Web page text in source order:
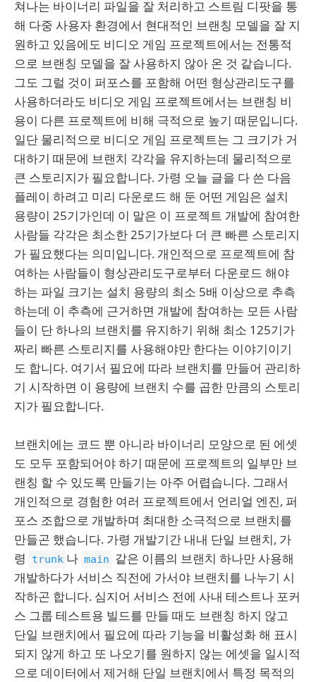
쳐나는 바이너리 파일을 잘 처리하고 스트림 디팟을 통
해 다중 사용자 환경에서 현대적인 브랜칭 모델을 잘 지
원하고 있음에도 비디오 게임 프로젝트에서는 전통적
으로 브랜칭 모델을 잘 사용하지 않아 온 것 같습니다.
그도 그럴 것이 퍼포스를 포함해 어떤 형상관리도구를
사용하더라도 비디오 게임 프로젝트에서는 브랜칭 비
용이 다른 프로젝트에 비해 극적으로 높기 때문입니다.
일단 물리적으로 비디오 게임 프로젝트는 그 크기가 거
대하기 때문에 브랜치 각각을 유지하는데 물리적으로
큰 스토리지가 필요합니다. 가령 오늘 글을 다 쓴 다음
플레이 하려고 미리 다운로드 해 둔 어떤 게임은 설치
용량이 25기가인데 이 말은 이 프로젝트 개발에 참여한
사람들 각각은 최소한 25기가보다 더 큰 빠른 스토리지
가 필요했다는 의미입니다. 개인적으로 프로젝트에 참
여하는 사람들이 형상관리도구로부터 다운로드 해야
하는 파일 크기는 설치 용량의 최소 5배 이상으로 추측
하는데 이 추측에 근거하면 개발에 참여하는 모든 사람
들이 단 하나의 브랜치를 유지하기 위해 최소 125기가
짜리 빠른 스토리지를 사용해야만 한다는 이야기이기
도 합니다. 여기서 필요에 따라 브랜치를 만들어 관리하
기 시작하면 이 용량에 브랜치 수를 곱한 만큼의 스토리
지가 필요합니다.
브랜치에는 코드 뿐 아니라 바이너리 모양으로 된 에셋
도 모두 포함되어야 하기 때문에 프로젝트의 일부만 브
랜칭 할 수 있도록 만들기는 아주 어렵습니다. 그래서
개인적으로 경험한 여러 프로젝트에서 언리얼 엔진, 퍼
포스 조합으로 개발하며 최대한 소극적으로 브랜치를
만들곤 했습니다. 가령 개발기간 내내 단일 브랜치, 가
령
trunk 나 main 같은 이름의 브랜치 하나만 사용해
개발하다가 서비스 직전에 가서야 브랜치를 나누기 시
작하곤 합니다. 심지어 서비스 전에 사내 테스트나 포커
스 그룹 테스트용 빌드를 만들 때도 브랜칭 하지 않고
단일 브랜치에서 필요에 따라 기능을 비활성화 해 표시
되지 않게 하고 또 나오기를 원하지 않는 에셋을 일시적
으로 데이터에서 제거해 단일 브랜치에서 특정 목적의